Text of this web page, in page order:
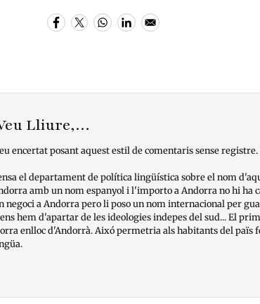
Lliure,…
encertat posant aquest estil de comentaris sense registre.
el departament de política lingüística sobre el nom
amb un nom espanyol i l'importo a Andorra no hi ha
a Andorra pero li poso un nom internacional per
hem d'apartar de les ideologies indepes del sud... El
enlloc d'Andorrà. Aixó permetria als habitants del païs